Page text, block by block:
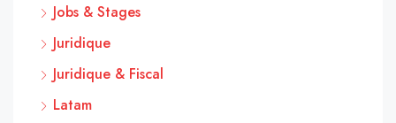
Jobs & Stages
Juridique
Juridique & Fiscal
Latam